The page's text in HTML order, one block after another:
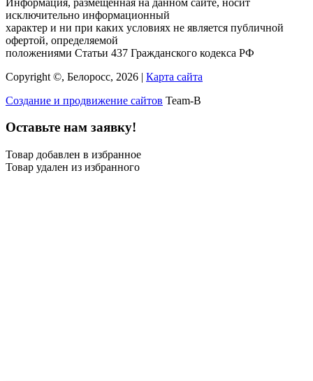
исключительно информационный
характер и ни при каких условиях не является публичной
офертой, определяемой
положениями Статьи 437 Гражданского кодекса РФ
Copyright ©, Белоросс, 2026 | Карта сайта
Создание и продвижение сайтов Team-B
Оставьте нам заявку!
Товар добавлен в избранное
Товар удален из избранного